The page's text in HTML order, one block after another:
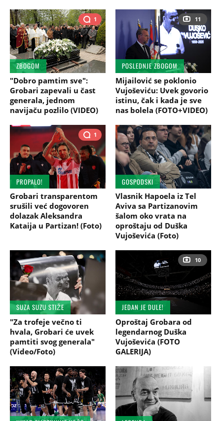
1
ZBOGOM
"Dobro pamtim sve":
Grobari zapevali u čast
generala, jednom
navijaču pozlilo (VIDEO)
11
POSLEDNJE ZBOGOM
Mijailović se poklonio
Vujoševiću: Uvek govorio
istinu, čak i kada je sve
nas bolela (FOTO+VIDEO)
1
PROPALO!
Grobari transparentom
srušili već dogovoren
dolazak Aleksandra
Kataija u Partizan! (Foto)
GOSPODSKI
Vlasnik Hapoela iz Tel
Aviva sa Partizanovim
šalom oko vrata na
oproštaju od Duška
Vujoševića (Foto)
SUZA SUZU STIŽE
"Za trofeje večno ti
hvala, Grobari će uvek
pamtiti svog generala"
(Video/Foto)
10
JEDAN JE DULE!
Oproštaj Grobara od
legendarnog Duška
Vujoševića (FOTO
GALERIJA)